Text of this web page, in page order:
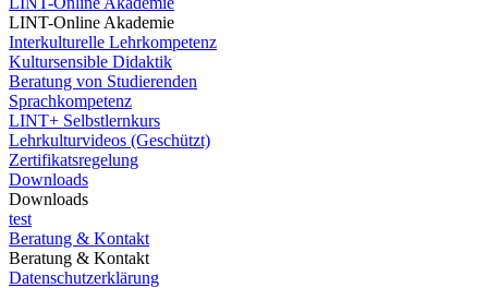
LINT-Online Akademie
Interkulturelle Lehrkompetenz
Kultursensible Didaktik
Beratung von Studierenden
Sprachkompetenz
LINT+ Selbstlernkurs
Lehrkulturvideos (Geschützt)
Zertifikatsregelung
Downloads
Downloads
test
Beratung & Kontakt
Beratung & Kontakt
Datenschutzerklärung